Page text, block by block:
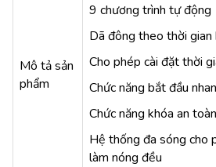
Mô tả sản
phẩm
9 chương trình tự động
Dã đông theo thời
Cho phép cài đặt thời
Chức năng bắt đầu
Chức năng khóa an
Hệ thống đa sóng cho
làm nóng đều